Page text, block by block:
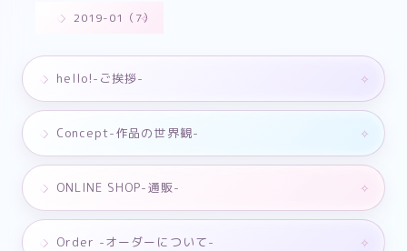
2019-01（7）
hello!-ご挨拶-
Concept-作品の世界観-
ONLINE SHOP-通販-
Order -オーダーについて-